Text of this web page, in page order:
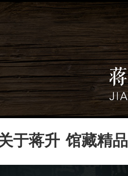
于蒋升 馆藏精品